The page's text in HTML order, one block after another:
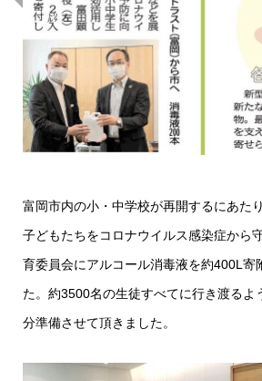
富岡市内の小・中学校が再開するにあた
子どもたちをコロナウイルス感染症から
育委員会にアルコール消毒液を約400L寄
た。 約3500名の生徒すべてに行き渡るよ
分準備させて頂きました。